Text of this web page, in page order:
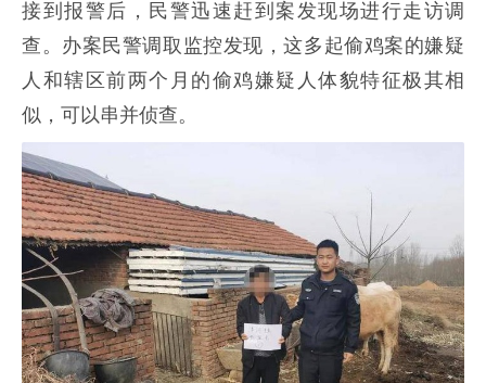
接到报警后，民警迅速赶到案发现场进行走访调
查。办案民警调取监控发现，这多起偷鸡案的嫌疑
人和辖区前两个月的偷鸡嫌疑人体貌特征极其相
似，可以串并侦查。